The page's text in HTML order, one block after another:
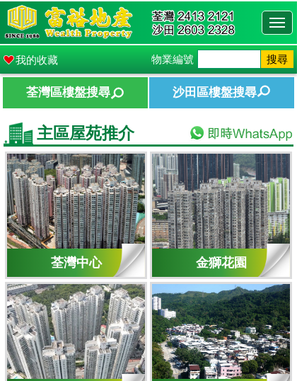
我的收藏 物業編號 搜尋
荃灣區樓盤搜尋 沙田區樓盤搜尋
主區屋苑推介
荃灣中心 金獅花園